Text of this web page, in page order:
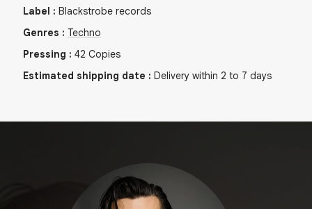
Label : Blackstrobe records
Genres : Techno
Pressing : 42 Copies
Estimated shipping date : Delivery within 2 to 7 days